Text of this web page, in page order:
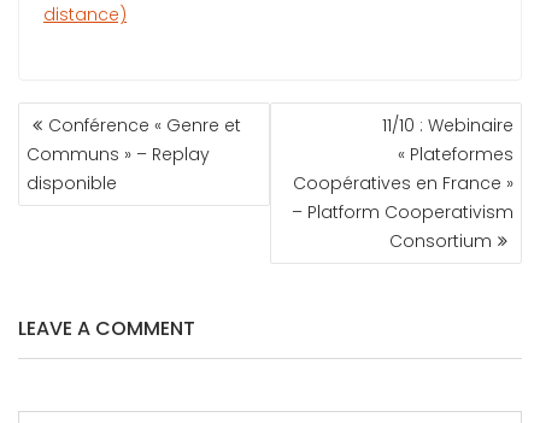
distance)
Conférence « Genre et
Communs » – Replay
disponible
11/10 : Webinaire
« Plateformes
Coopératives en France »
– Platform Cooperativism
Consortium
LEAVE A COMMENT